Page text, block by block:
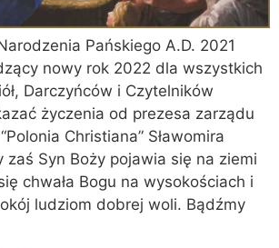
Pańskiego A.D. 2021
nowy rok 2022 dla wszystkich
Darczyńców i Czytelników
życzenia od prezesa zarządu
Christiana” Sławomira
zaś Syn Boży pojawia się na ziemi
chwała Bogu na wysokościach i
ludziom dobrej woli. Bądźmy